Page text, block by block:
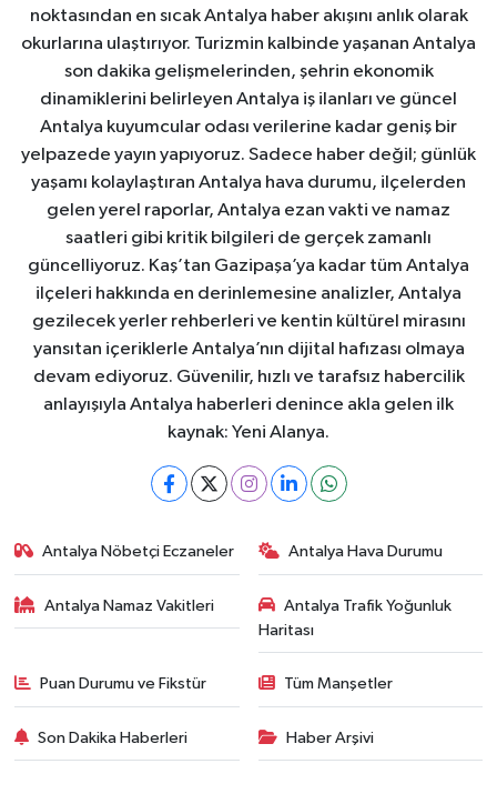
noktasından en sıcak Antalya haber akışını anlık olarak
okurlarına ulaştırıyor. Turizmin kalbinde yaşanan Antalya
son dakika gelişmelerinden, şehrin ekonomik
dinamiklerini belirleyen Antalya iş ilanları ve güncel
Antalya kuyumcular odası verilerine kadar geniş bir
yelpazede yayın yapıyoruz. Sadece haber değil; günlük
yaşamı kolaylaştıran Antalya hava durumu, ilçelerden
gelen yerel raporlar, Antalya ezan vakti ve namaz
saatleri gibi kritik bilgileri de gerçek zamanlı
güncelliyoruz. Kaş’tan Gazipaşa’ya kadar tüm Antalya
ilçeleri hakkında en derinlemesine analizler, Antalya
gezilecek yerler rehberleri ve kentin kültürel mirasını
yansıtan içeriklerle Antalya’nın dijital hafızası olmaya
devam ediyoruz. Güvenilir, hızlı ve tarafsız habercilik
anlayışıyla Antalya haberleri denince akla gelen ilk
kaynak: Yeni Alanya.
Antalya Nöbetçi Eczaneler Antalya Hava Durumu
Antalya Namaz Vakitleri
Antalya Trafik Yoğunluk
Haritası
Puan Durumu ve Fikstür Tüm Manşetler
Son Dakika Haberleri Haber Arşivi